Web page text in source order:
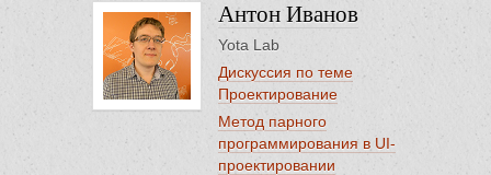
Антон Иванов
Yota Lab
Дискуссия по теме
Проектирование
Метод парного
программирования в UI-
проектировании